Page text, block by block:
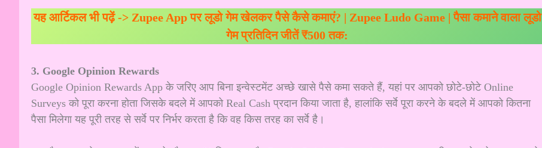
यह आर्टिकल भी पढ़ें -> Zupee App पर लूडो गेम खेलकर पैसे कैसे कमाएं? | Zupee Ludo Game | पैसा कमाने वाला लूडो
गेम प्रतिदिन जीतें ₹500 तक:
3. Google Opinion Rewards
Google Opinion Rewards App के जरिए आप बिना इन्वेस्टमेंट अच्छे खासे पैसे कमा सकते हैं, यहां पर आपको छोटे-छोटे Online
Surveys को पूरा करना होता जिसके बदले में आपको Real Cash प्रदान किया जाता है, हालांकि सर्वे पूरा करने के बदले में आपको कितना
पैसा मिलेगा यह पूरी तरह से सर्वे पर निर्भर करता है कि वह किस तरह का सर्वे है।